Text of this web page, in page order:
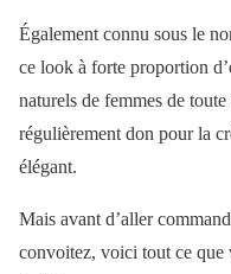
Également connu sous le
ce look à forte proportion
naturels de femmes de
régulièrement don pour la
élégant.
Mais avant d’aller
convoitez, voici tout ce que